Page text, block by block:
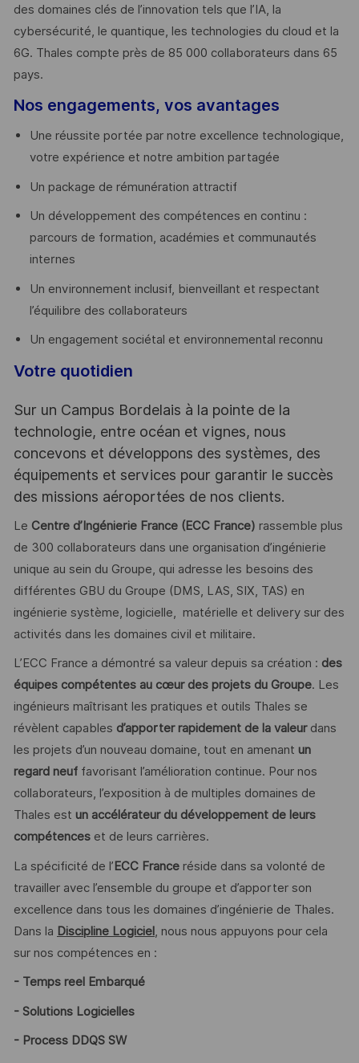
des domaines clés de l’innovation tels que l’IA, la
cybersécurité, le quantique, les technologies du cloud et la
6G. Thales compte près de 85 000 collaborateurs dans 65
pays. ​
Nos engagements, vos avantages
Une réussite portée par notre excellence technologique,
votre expérience et notre ambition partagée
Un package de rémunération attractif
Un développement des compétences en continu :
parcours de formation, académies et communautés
internes
Un environnement inclusif, bienveillant et respectant
l’équilibre des collaborateurs
Un engagement sociétal et environnemental reconnu
Votre quotidien
Sur un Campus Bordelais à la pointe de la
technologie, entre océan et vignes, nous
concevons et développons des systèmes, des
équipements et services pour garantir le succès
des missions aéroportées de nos clients.
Le Centre d’Ingénierie France (ECC France) rassemble plus
de 300 collaborateurs dans une organisation d’ingénierie
unique au sein du Groupe, qui adresse les besoins des
différentes GBU du Groupe (DMS, LAS, SIX, TAS) en
ingénierie système, logicielle, matérielle et delivery sur des
activités dans les domaines civil et militaire.
L’ECC France a démontré sa valeur depuis sa création : des
équipes compétentes au cœur des projets du Groupe. Les
ingénieurs maîtrisant les pratiques et outils Thales se
révèlent capables d’apporter rapidement de la valeur dans
les projets d’un nouveau domaine, tout en amenant un
regard neuf favorisant l’amélioration continue. Pour nos
collaborateurs, l’exposition à de multiples domaines de
Thales est un accélérateur du développement de leurs
compétenceset de leurs carrières.
La spécificité de l’ECC Franceréside dans sa volonté de
travailler avec l’ensemble du groupe et d’apporter son
excellence dans tous les domaines d’ingénierie de Thales.
Dans la Discipline Logiciel, nous nous appuyons pour cela
sur nos compétences en :
- Temps reel Embarqué
- Solutions Logicielles
- Process DDQS SW